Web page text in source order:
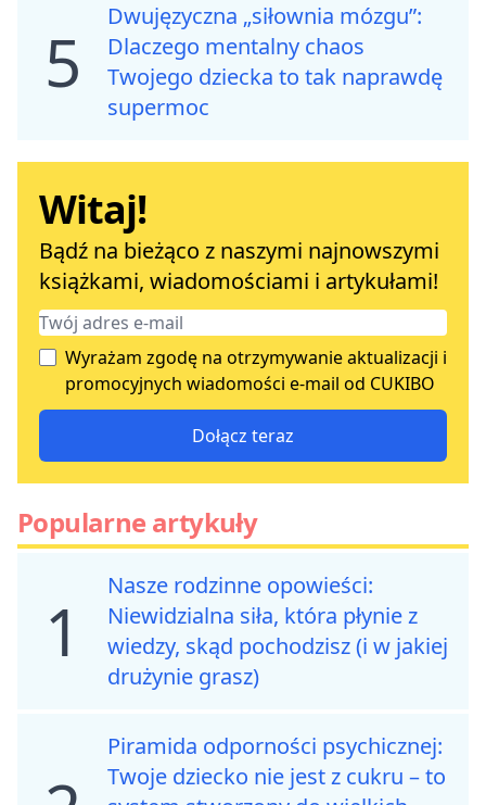
5
Dwujęzyczna „siłownia mózgu”:
Dlaczego mentalny chaos
Twojego dziecka to tak naprawdę
supermoc
Witaj!
Bądź na bieżąco z naszymi najnowszymi
książkami, wiadomościami i artykułami!
Wyrażam zgodę na otrzymywanie aktualizacji i
promocyjnych wiadomości e-mail od CUKIBO
Dołącz teraz
Popularne artykuły
1
Nasze rodzinne opowieści:
Niewidzialna siła, która płynie z
wiedzy, skąd pochodzisz (i w jakiej
drużynie grasz)
Piramida odporności psychicznej:
Twoje dziecko nie jest z cukru – to